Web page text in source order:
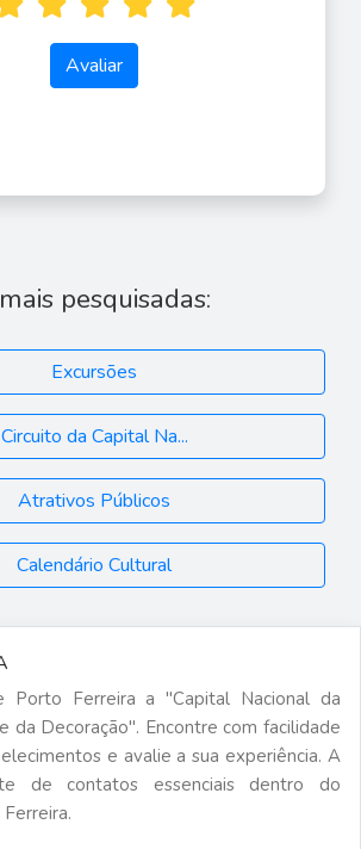
Avaliar
pesquisadas:
Excursões
Circuito da Capital Na...
Atrativos Públicos
Calendário Cultural
Porto Ferreira a "Capital Nacional da
da Decoração". Encontre com facilidade
e avalie a sua experiência. A
de contatos essenciais dentro do